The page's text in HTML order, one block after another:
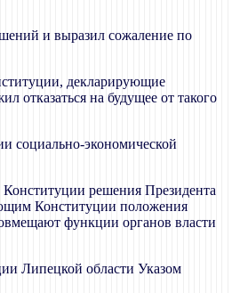
и выразил сожаление по
декларирующие
отказаться на будущее от такого
социально-экономической
решения Президента
Конституции положения
функции органов власти
Липецкой области Указом